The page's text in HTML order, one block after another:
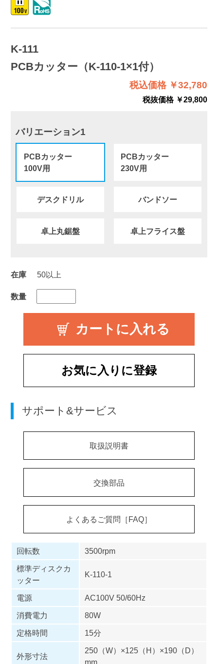
K-111
PCBカッター（K-110-1×1付）
税込価格 ￥32,780
税抜価格 ￥29,800
バリエーション1
PCBカッター
100V用
PCBカッター
230V用
デスクドリル バンドソー
卓上丸鋸盤 卓上フライス盤
在庫 50以上
数量
お気に入りに登録
サポート&サービス
取扱説明書
交換部品
よくあるご質問［FAQ］
回転数
3500rpm
標準ディスクカ
ッター
K-110-1
電源
AC100V 50/60Hz
消費電力
80W
定格時間
15分
外形寸法
250（W）×125（H）×190（D）
mm